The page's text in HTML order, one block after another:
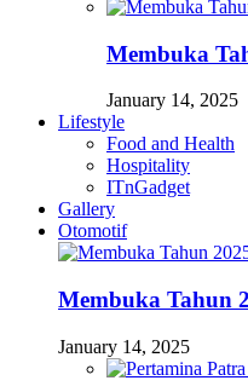
Membuka
January 14, 2025
Lifestyle
Food and Health
Hospitality
ITnGadget
Gallery
Otomotif
Membuka Tahun
January 14, 2025